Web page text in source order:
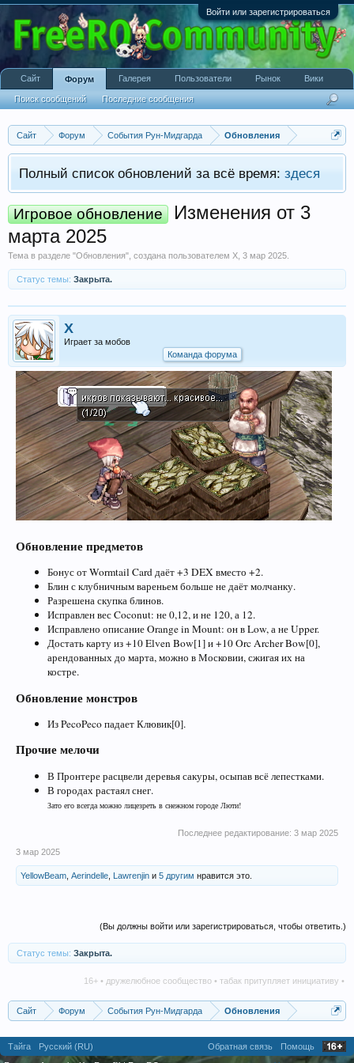
Войти или зарегистрироваться
Сайт Форум События Рун-Мидгарда Обновления
Полный список обновлений за всё время: здеся
Игровое обновление
Изменения от 3
марта 2025
Тема в разделе "Обновления", создана пользователем X 3 мар 2025
Статус темы: Закрыта.
X
Играет за мобов
Команда форума
Обновление предметов
Бонус от Wormtail Card даёт +3 DEX вместо +2.
Блин с клубничным вареньем больше не даёт молчанку.
Разрешена скупка блинов.
Исправлен вес Coconut: не 0,12, и не 120, а 12.
Исправлено описание Orange in Mount: он в Low, а не Upper.
Достать карту из +10 Elven Bow[1] и +10 Orc Archer Bow[0],
арендованных до марта, можно в Московии, сжигая их на
костре.
Обновление монстров
Из PecoPeco падает Клювик[0].
Прочие мелочи
В Пронтере расцвели деревья сакуры, осыпав всё лепестками.
В городах растаял снег.
Зато его всегда можно лицезреть в снежном городе Люти!
Последнее редактирование: 3 мар 2025
3 мар 2025
YellowBeam Aerindelle Lawrenjin и 5 другим нравится это.
(Вы должны войти или зарегистрироваться, чтобы ответить.)
Статус темы: Закрыта.
16+ • дружелюбное сообщество • табак притупляет инициативу •
Сайт Форум События Рун-Мидгарда Обновления
Сайт Форум
Поиск сообщений Последние сообщения
Галерея Пользователи Рынок Вики
Тайга Русский (RU) Обратная связь
Помощь